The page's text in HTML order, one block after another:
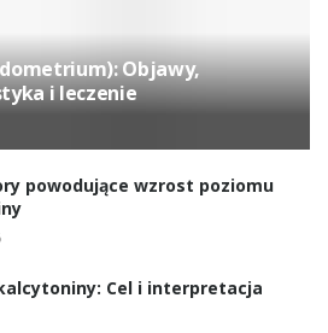
Objawy,
i leczenie
powodujące wzrost poziomu
Cel i interpretacja